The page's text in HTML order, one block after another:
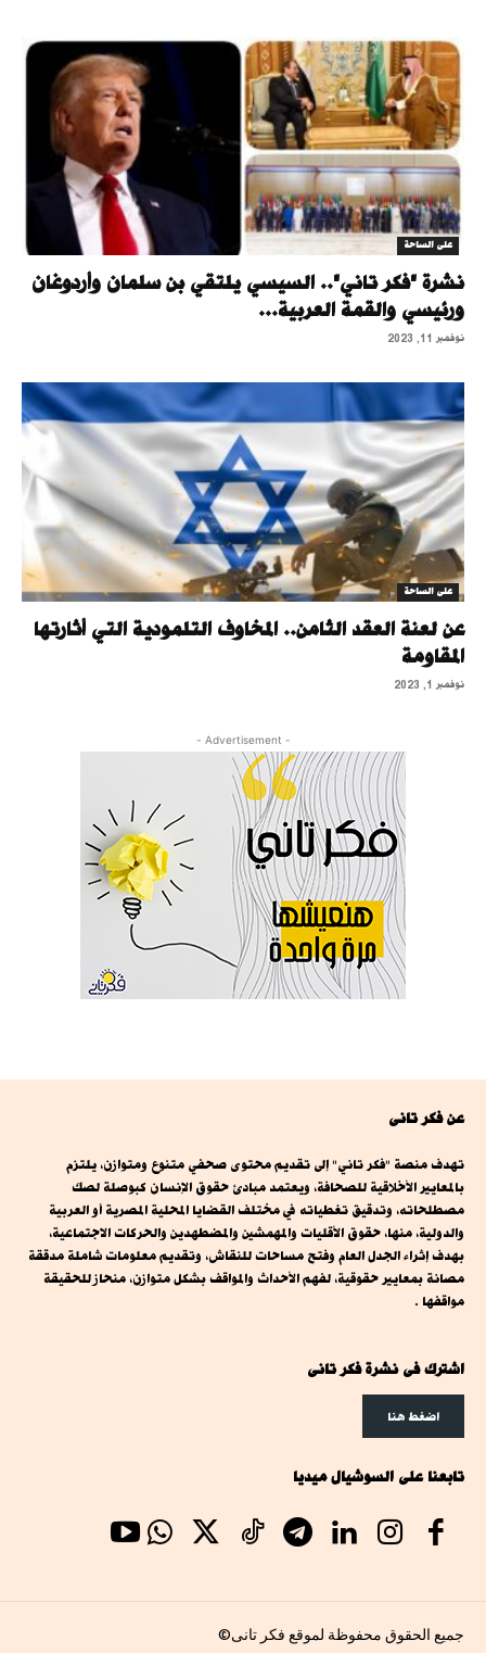
على الساحة
نشرة "فكر تاني".. السيسي يلتقي بن سلمان وأردوغان
ورئيسي والقمة العربية...
نوفمبر 11, 2023
على الساحة
عن لعنة العقد الثامن.. المخاوف التلمودية التي أثارتها
المقاومة
نوفمبر 1, 2023
- Advertisement -
عن فكر تانى
تهدف منصة "فكر تاني" إلى تقديم محتوى صحفي متنوع ومتوازن، يلتزم
بالمعايير الأخلاقية للصحافة، ويعتمد مبادئ حقوق الإنسان كبوصلة لصك
مصطلحاته، وتدقيق تغطياته في مختلف القضايا المحلية المصرية أو العربية
والدولية، منها، حقوق الأقليات والمهمشين والمضطهدين والحركات الاجتماعية،
بهدف إثراء الجدل العام وفتح مساحات للنقاش، وتقديم معلومات شاملة مدققة
مصانة بمعايير حقوقية، لفهم الأحداث والمواقف بشكل متوازن، منحاز للحقيقة
مواقفها .
اشترك فى نشرة فكر تانى
اضغط هنا
تابعنا على السوشيال ميديا
جميع الحقوق محفوظة لموقع فكر تانى©